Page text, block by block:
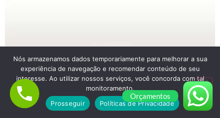
Orçamentos
Nós armazenamos dados temporariamente para melhorar a sua
experiência de navegação e recomendar conteúdo de seu
interesse. Ao utilizar nossos serviços, você concorda com tal
monitoramento.
Prosseguir
Políticas de Privacidade